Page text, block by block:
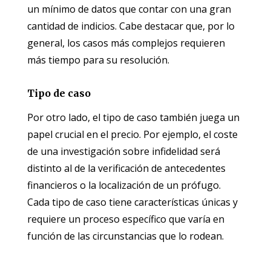
un mínimo de datos que contar con una gran
cantidad de indicios. Cabe destacar que, por lo
general, los casos más complejos requieren
más tiempo para su resolución.
Tipo de caso
Por otro lado, el tipo de caso también juega un
papel crucial en el precio. Por ejemplo, el coste
de una investigación sobre infidelidad será
distinto al de la verificación de antecedentes
financieros o la localización de un prófugo.
Cada tipo de caso tiene características únicas y
requiere un proceso específico que varía en
función de las circunstancias que lo rodean.